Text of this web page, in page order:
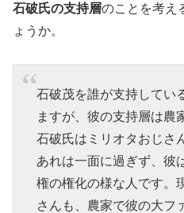
石破氏の支持層のことを考え
ょうか。
石破茂を誰が支持してい
ますが、彼の支持層は農
石破氏はミリオタおじさ
あれは一面に過ぎず、彼
権の権化の様な人です。
さんも、農家で彼の大フ